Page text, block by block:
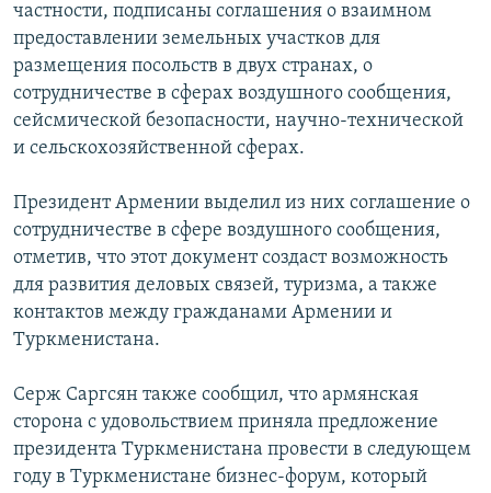
частности, подписаны соглашения о взаимном
предоставлении земельных участков для
размещения посольств в двух странах, о
сотрудничестве в сферах воздушного сообщения,
сейсмической безопасности, научно-технической
и сельскохозяйственной сферах.
Президент Армении выделил из них соглашение о
сотрудничестве в сфере воздушного сообщения,
отметив, что этот документ создаст возможность
для развития деловых связей, туризма, а также
контактов между гражданами Армении и
Туркменистана.
Серж Саргсян также сообщил, что армянская
сторона с удовольствием приняла предложение
президента Туркменистана провести в следующем
году в Туркменистане бизнес-форум, который